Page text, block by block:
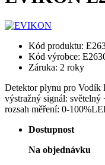
Kód produktu:
Kód výrobce:
Záruka: 2 roky
Detektor plynu pro
výstražný signál:
rozsah měření: 0-
Dostupnost
Na objednávku